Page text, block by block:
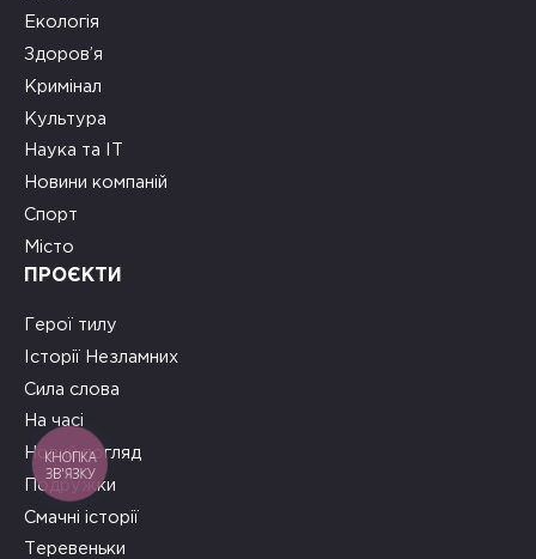
Екологія
Здоров’я
Кримінал
Культура
Наука та ІТ
Новини компаній
Спорт
Місто
ПРОЄКТИ
Герої тилу
Історії Незламних
Сила слова
На часі
Новий погляд
Подружки
Смачні історії
Теревеньки
КНОПКА
ЗВ'ЯЗКУ